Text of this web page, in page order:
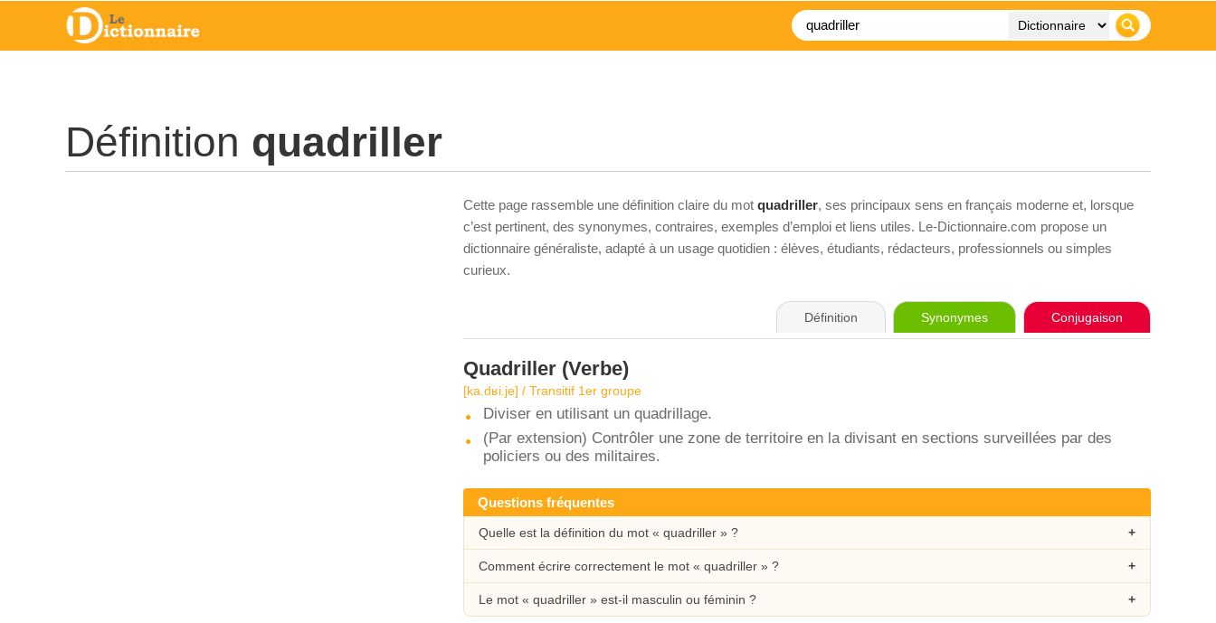
Définition quadriller
Cette page rassemble une définition claire du mot quadriller, ses principaux sens en français moderne et, lorsque
c’est pertinent, des synonymes, contraires, exemples d’emploi et liens utiles. Le-Dictionnaire.com propose un
dictionnaire généraliste, adapté à un usage quotidien : élèves, étudiants, rédacteurs, professionnels ou simples
curieux.
Définition Synonymes Conjugaison
Quadriller (Verbe)
[ka.dʁi.je] / Transitif 1er groupe
Diviser en utilisant un quadrillage.
(Par extension) Contrôler une zone de territoire en la divisant en sections surveillées par des
policiers ou des militaires.
Questions fréquentes
Quelle est la définition du mot « quadriller » ?
Comment écrire correctement le mot « quadriller » ?
Le mot « quadriller » est-il masculin ou féminin ?